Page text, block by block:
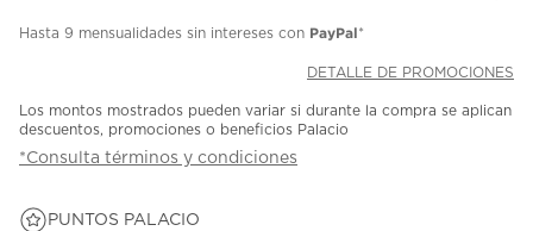
Hasta 9 mensualidades sin intereses con PayPal*
DETALLE DE PROMOCIONES
Los montos mostrados pueden variar si durante la compra se aplican
descuentos, promociones o beneficios Palacio
*Consulta términos y condiciones
PUNTOS PALACIO